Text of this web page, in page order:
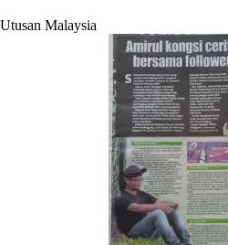
Utusan Malaysia